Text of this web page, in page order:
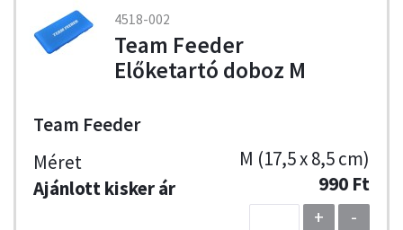
4518-002
Team Feeder
Előketartó doboz M
Team Feeder
M (17,5 x 8,5 cm)
990 Ft
+
-